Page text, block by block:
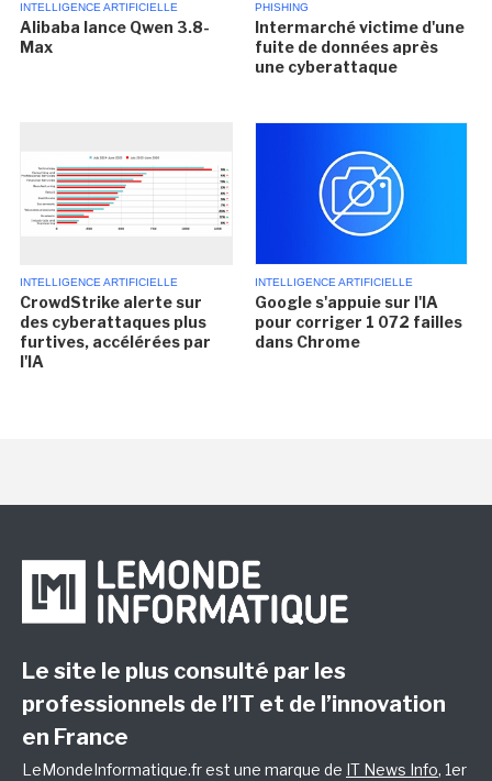
INTELLIGENCE ARTIFICIELLE
Alibaba lance Qwen 3.8-
Max
PHISHING
Intermarché victime d'une
fuite de données après
une cyberattaque
INTELLIGENCE ARTIFICIELLE
CrowdStrike alerte sur
des cyberattaques plus
furtives, accélérées par
l'IA
INTELLIGENCE ARTIFICIELLE
Google s'appuie sur l'IA
pour corriger 1 072 failles
dans Chrome
Le site le plus consulté par les
professionnels de l’IT et de l’innovation
en France
LeMondeInformatique.fr est une marque de IT News Info, 1er